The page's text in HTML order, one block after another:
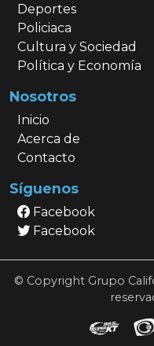
Deportes
Policiaca
Cultura y Sociedad
Política y Economía
Nosotros
Inicio
Acerca de
Contacto
Síguenos
Facebook
Facebook
© Copyright Grupo